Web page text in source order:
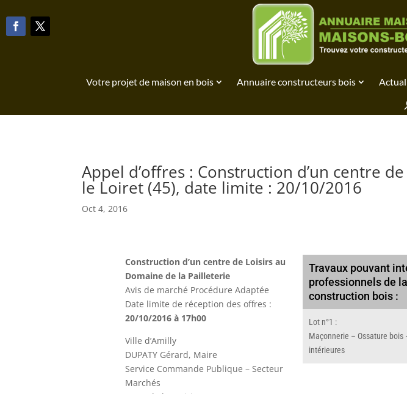
Votre projet de maison en bois Annuaire constructeurs bois
Appel d’offres : Construction d’un centre
le Loiret (45), date limite : 20/10/2016
Oct 4, 2016
Construction d’un centre de Loisirs au
Domaine de la Pailleterie
Avis de marché Procédure Adaptée
Date limite de réception des offres :
20/10/2016 à 17h00
Ville d’Amilly
DUPATY Gérard, Maire
Service Commande Publique – Secteur
Marchés
Travaux pouvant
professionnels de la
construction bois :
Lot n°1 :
Maçonnerie – Ossature bois
intérieures